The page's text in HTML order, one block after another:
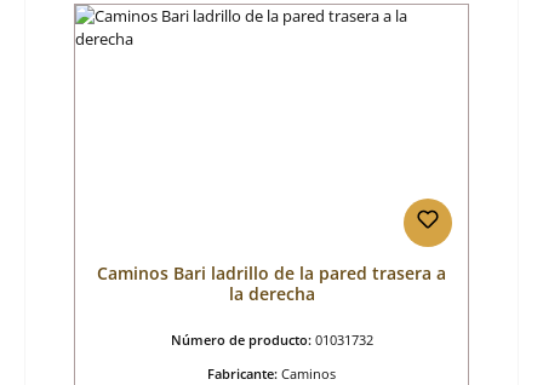
Caminos Bari ladrillo de la pared trasera a
la derecha
Número de producto: 01031732
Fabricante: Caminos